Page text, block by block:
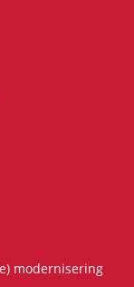
modernisering